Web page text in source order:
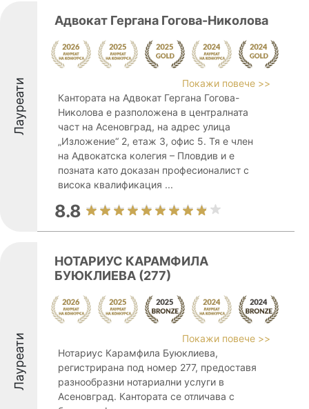
Лауреати
Адвокат Гергана Гогова-Николова
Покажи повече >>
Кантората на Адвокат Гергана Гогова-
Николова е разположена в централната
част на Асеновград, на адрес улица
„Изложение“ 2, етаж 3, офис 5. Тя е член
на Адвокатска колегия – Пловдив и е
позната като доказан професионалист с
висока квалификация ...
8.8
Лауреати
НОТАРИУС КАРАМФИЛА
БУЮКЛИЕВА (277)
Покажи повече >>
Нотариус Карамфила Буюклиева,
регистрирана под номер 277, предоставя
разнообразни нотариални услуги в
Асеновград. Кантората се отличава с